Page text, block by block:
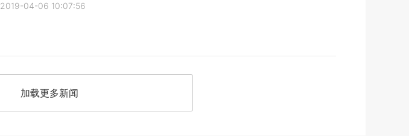
2019-04-06 10:07:56
加载更多新闻